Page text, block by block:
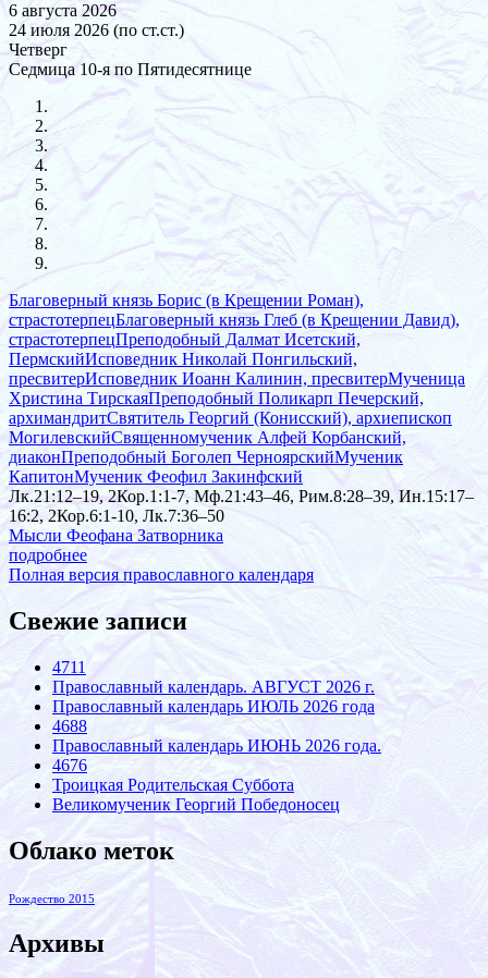
6 августа 2026
24 июля 2026 (по ст.ст.)
Четверг
Седмица 10-я по Пятидесятнице
Благоверный князь Борис (в Крещении Роман),
страстотерпецБлаговерный князь Глеб (в Крещении Давид),
страстотерпецПреподобный Далмат Исетский,
ПермскийИсповедник Николай Понгильский,
пресвитерИсповедник Иоанн Калинин, пресвитерМученица
Христина ТирскаяПреподобный Поликарп Печерский,
архимандритСвятитель Георгий (Конисский), архиепископ
МогилевскийСвященномученик Алфей Корбанский,
диаконПреподобный Боголеп ЧерноярскийМученик
КапитонМученик Феофил Закинфский
Лк.21:12–19, 2Кор.1:1-7, Мф.21:43–46, Рим.8:28–39, Ин.15:17–
16:2, 2Кор.6:1-10, Лк.7:36–50
Мысли Феофана Затворника
подробнее
Полная версия православного календаря
Свежие записи
4711
Православный календарь. АВГУСТ 2026 г.
Православный календарь ИЮЛЬ 2026 года
4688
Православный календарь ИЮНЬ 2026 года.
4676
Троицкая Родительская Суббота
Великомученик Георгий Победоносец
Облако меток
Рождество 2015
Архивы